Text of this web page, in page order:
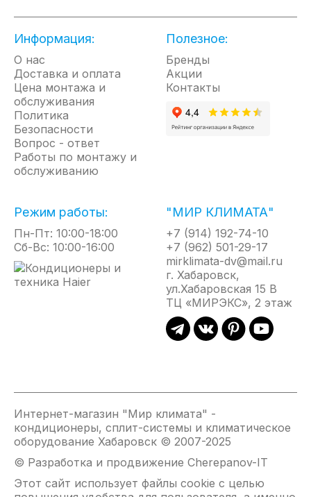
Информация:
О нас
Доставка и оплата
Цена монтажа и
обслуживания
Политика
Безопасности
Вопрос - ответ
Работы по монтажу и
обслуживанию
Полезное:
Бренды
Акции
Контакты
Режим работы:
Пн-Пт: 10:00-18:00
Сб-Вс: 10:00-16:00
"МИР КЛИМАТА"
+7 (914) 192-74-10
+7 (962) 501-29-17
mirklimata-dv@mail.ru
г. Хабаровск,
ул.Хабаровская 15 В
ТЦ «МИРЭКС», 2 этаж
Интернет-магазин "Мир климата" -
кондиционеры, сплит-системы и климатическое
оборудование Хабаровск © 2007-2025
© Разработка и продвижение Cherepanov-IT
Этот сайт использует файлы cookie с целью